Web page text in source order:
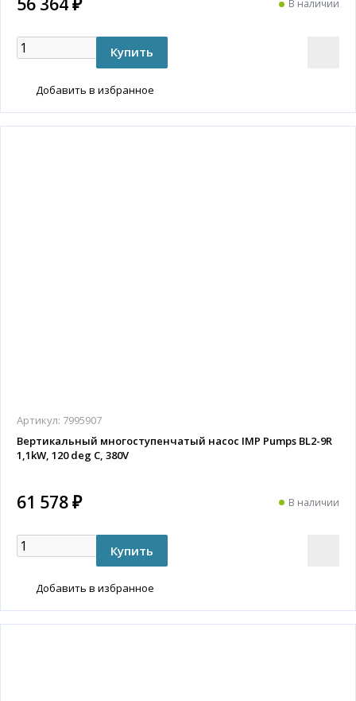
В наличии
Добавить в избранное
Артикул: 7995907
Вертикальный многоступенчатый насос IMP Pumps BL2-9R
1,1kW, 120 deg C, 380V
61 578 ₽ В наличии
Добавить в избранное